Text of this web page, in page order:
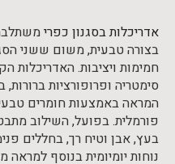
אדריכלות בסגנון כפרי
בצורה טבעית, משום ששני
חמימות ויציבות. האדריכלות
סימטריה ופרופורציות
המראה באמצעות חומרים
פורמלית. בפועל, השילוב
בעץ, אבן וטיח רך, בחללים
נוחות יומיומית בנוסף למראה